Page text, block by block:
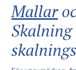
Mallar